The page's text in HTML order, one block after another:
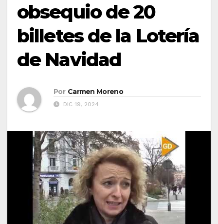
obsequio de 20
billetes de la Lotería
de Navidad
Por Carmen Moreno
DIC 19, 2024